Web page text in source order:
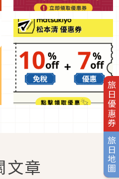
旅日優惠券
旅日地圖
文章